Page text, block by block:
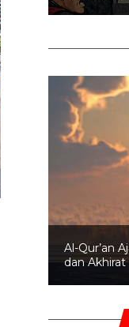
Al-Qur’an
dan Akhirat